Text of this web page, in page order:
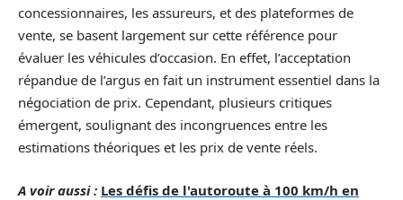
concessionnaires, les assureurs, et des plateformes de
vente, se basent largement sur cette référence pour
évaluer les véhicules d’occasion. En effet, l’acceptation
répandue de l’argus en fait un instrument essentiel dans la
négociation de prix. Cependant, plusieurs critiques
émergent, soulignant des incongruences entre les
estimations théoriques et les prix de vente réels.
A voir aussi : Les défis de l'autoroute à 100 km/h en